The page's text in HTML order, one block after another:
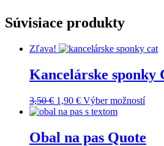
Súvisiace produkty
Zľava!
Kancelárske sponky
3,50€ 1,90 € Výber možností
Obal na pas Quote